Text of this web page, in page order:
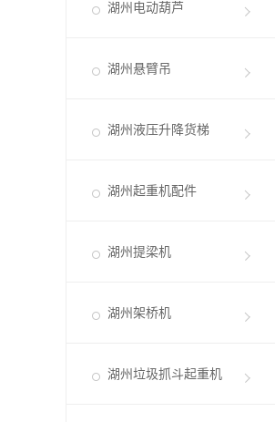
湖州电动葫芦
湖州悬臂吊
湖州液压升降货梯
湖州起重机配件
湖州提梁机
湖州架桥机
湖州垃圾抓斗起重机